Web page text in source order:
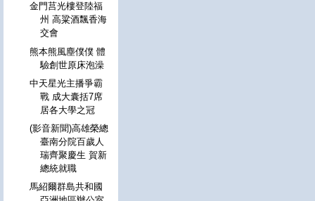
金門莒光樓登陸福
州 高粱酒飄香海
交會
熊本熊風塵僕僕 體
驗創世原床泡澡
中天星光主播爭霸
戰 成大囊括7席
居各大學之冠
(影音新聞)高雄榮總
臺南分院百歲人
瑞齊聚慶生 賀新
總統就職
馬紹爾群島共和國